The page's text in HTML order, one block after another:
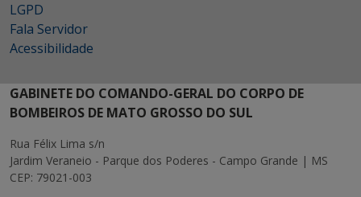
LGPD
Fala Servidor
Acessibilidade
GABINETE DO COMANDO-GERAL DO CORPO DE
BOMBEIROS DE MATO GROSSO DO SUL
Rua Félix Lima s/n
Jardim Veraneio - Parque dos Poderes - Campo Grande | MS
CEP: 79021-003